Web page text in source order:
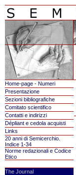
Home-page - Numeri
Presentazione
Sezioni bibliografiche
Comitato scientifico
Contatti e indirizzi
Dépliant e cedola acquisti
Links
20 anni di Semicerchio.
Indice 1-34
Norme redazionali e Codice
Etico
The Journal